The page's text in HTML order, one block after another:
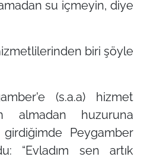
su içmeyin, diye
biri şöyle
(s.a.a) hizmet
almadan huzuruna
Peygamber
“Evladım sen artık